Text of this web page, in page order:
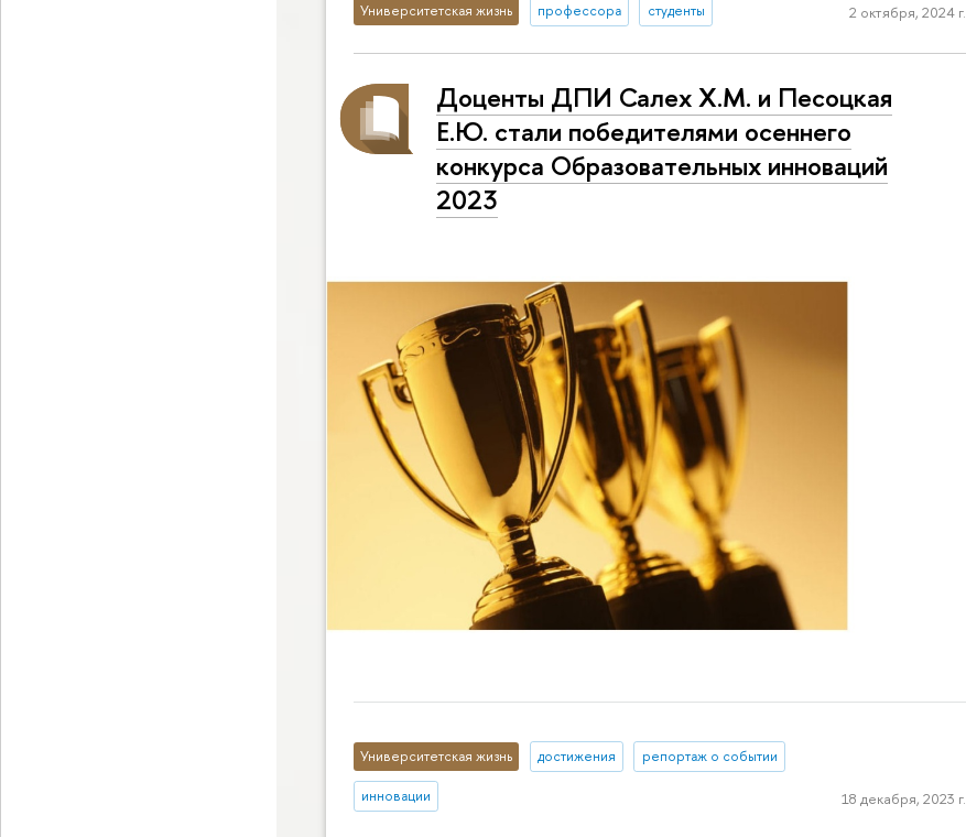
Университетская жизнь профессора студенты 2 октября, 2024 г.
Доценты ДПИ Салех Х.М. и Песоцкая
Е.Ю. стали победителями осеннего
конкурса Образовательных инноваций
2023
Университетская жизнь достижения репортаж о событии
инновации 18 декабря, 2023 г.